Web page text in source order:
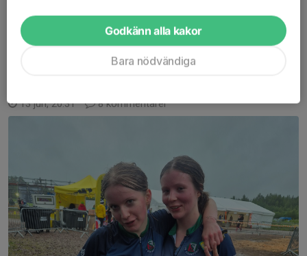
klarade omstart och kom in på en...
Läs mer
13 jun, 20:31 8 kommentarer
Godkänn alla kakor
Bara nödvändiga